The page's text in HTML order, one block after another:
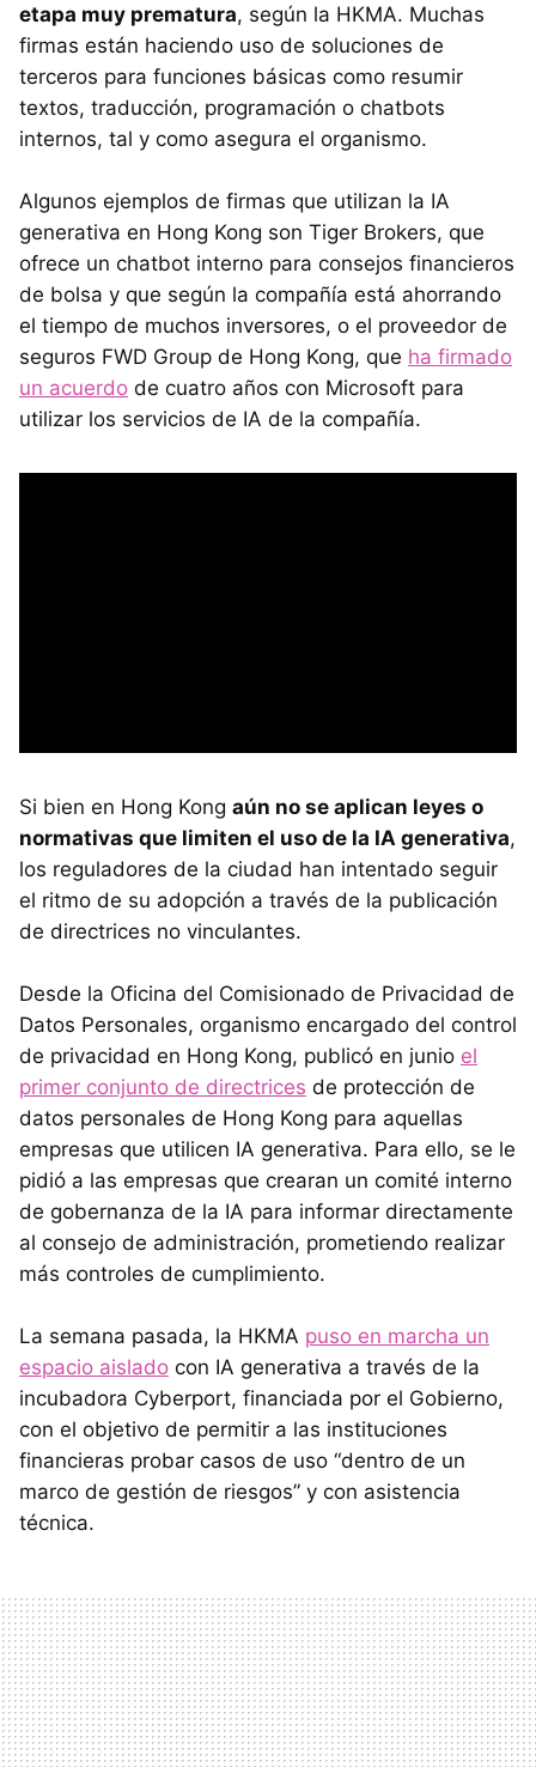
etapa muy prematura, según la HKMA. Muchas
firmas están haciendo uso de soluciones de
terceros para funciones básicas como resumir
textos, traducción, programación o chatbots
internos, tal y como asegura el organismo.
Algunos ejemplos de firmas que utilizan la IA
generativa en Hong Kong son Tiger Brokers, que
ofrece un chatbot interno para consejos financieros
de bolsa y que según la compañía está ahorrando
el tiempo de muchos inversores, o el proveedor de
seguros FWD Group de Hong Kong, que ha firmado
un acuerdo de cuatro años con Microsoft para
utilizar los servicios de IA de la compañía.
Si bien en Hong Kong aún no se aplican leyes o
normativas que limiten el uso de la IA generativa,
los reguladores de la ciudad han intentado seguir
el ritmo de su adopción a través de la publicación
de directrices no vinculantes.
Desde la Oficina del Comisionado de Privacidad de
Datos Personales, organismo encargado del control
de privacidad en Hong Kong, publicó en junio el
primer conjunto de directrices de protección de
datos personales de Hong Kong para aquellas
empresas que utilicen IA generativa. Para ello, se le
pidió a las empresas que crearan un comité interno
de gobernanza de la IA para informar directamente
al consejo de administración, prometiendo realizar
más controles de cumplimiento.
La semana pasada, la HKMA puso en marcha un
espacio aislado con IA generativa a través de la
incubadora Cyberport, financiada por el Gobierno,
con el objetivo de permitir a las instituciones
financieras probar casos de uso “dentro de un
marco de gestión de riesgos” y con asistencia
técnica.